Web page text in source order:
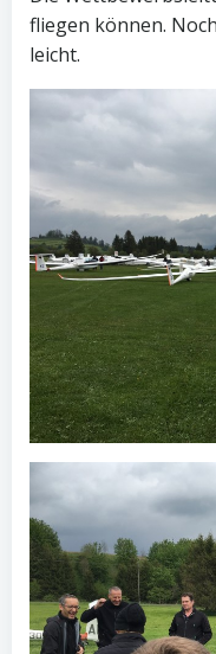
fliegen können.
leicht.